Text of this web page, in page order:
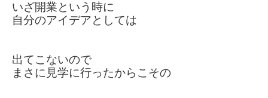
いざ開業という時に
自分のアイデアとしては
出てこないので
まさに見学に行ったからこその